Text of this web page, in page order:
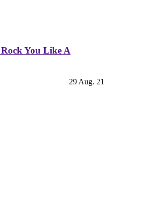
You Like A
29 Aug. 21